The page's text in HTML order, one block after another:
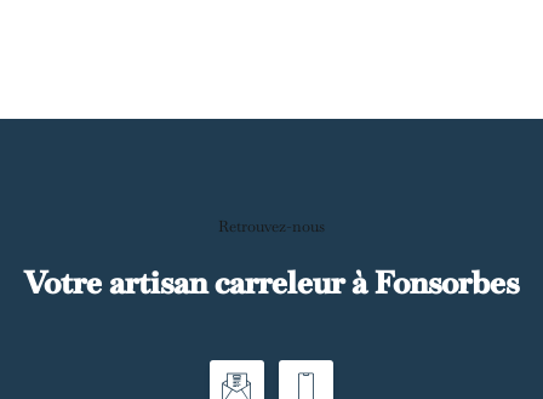
Retrouvez-nous
Votre artisan carreleur à Fonsorbes